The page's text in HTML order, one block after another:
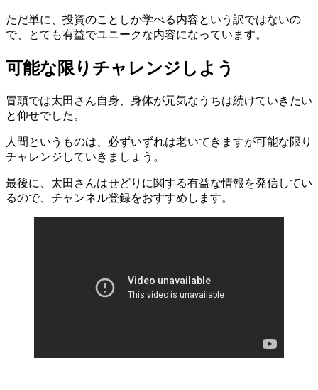
ただ単に、投資のことしか学べる内容という訳ではないの
で、とても有益でユニークな内容になっています。
可能な限りチャレンジしよう
冒頭では太田さん自身、身体が元気なうちは続けていきたい
と仰せでした。
人間というものは、必ずいずれは老いてきますが可能な限り
チャレンジしていきましょう。
最後に、太田さんはせどりに関する有益な情報を発信してい
るので、チャンネル登録をおすすめします。